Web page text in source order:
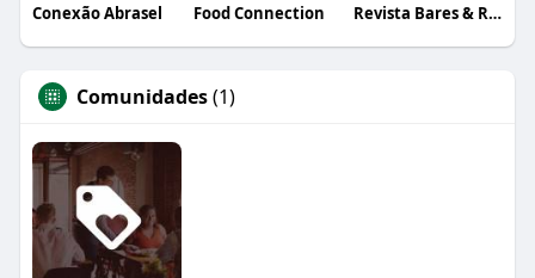
Conexão Abrasel Food Connection Revista Bares & Restaurantes
Comunidades(1)